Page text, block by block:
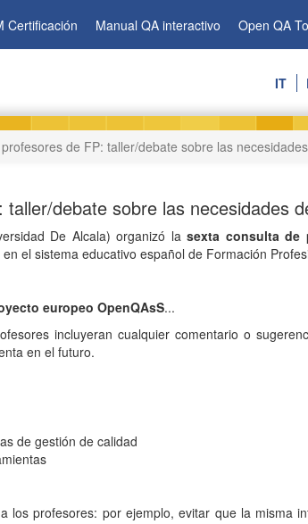
Certificación Manual QA interactivo Open QA
IT
de FP: taller/debate sobre las
debate sobre las necesidades
De Alcala) organizó lasexta consulta de
el sistema educativo español de Formación
europeo OpenQAsS...
incluyeran cualquier comentario o
en el futuro.
de gestión de calidad
los profesores: por ejemplo, evitar que la misma